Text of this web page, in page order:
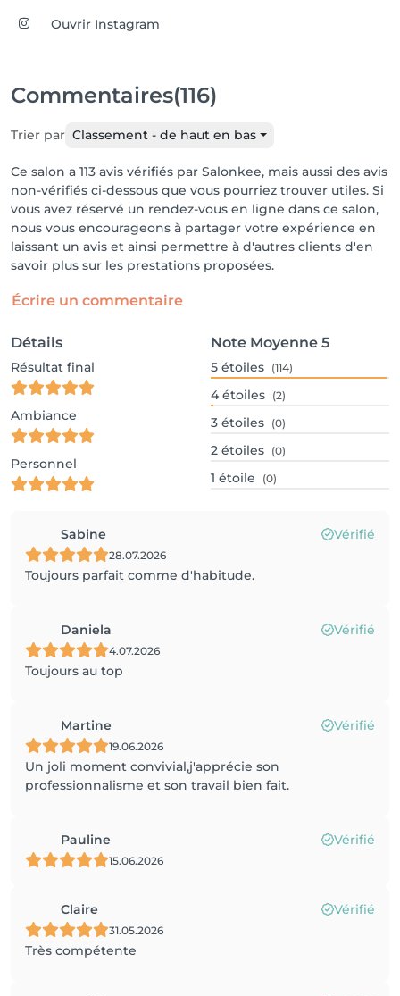
Ouvrir Instagram
Commentaires(116)
Trier par Classement - de haut en bas
Ce salon a 113 avis vérifiés par Salonkee, mais aussi des avis
non-vérifiés ci-dessous que vous pourriez trouver utiles. Si
vous avez réservé un rendez-vous en ligne dans ce salon,
nous vous encourageons à partager votre expérience en
laissant un avis et ainsi permettre à d'autres clients d'en
savoir plus sur les prestations proposées.
Écrire un commentaire
Détails
Résultat final
Ambiance
Personnel
Note Moyenne 5
5 étoiles (114)
4 étoiles (2)
3 étoiles (0)
2 étoiles (0)
1 étoile (0)
Sabine Vérifié
28.07.2026
Toujours parfait comme d'habitude.
Daniela Vérifié
4.07.2026
Toujours au top
Martine Vérifié
19.06.2026
Un joli moment convivial,j'apprécie son
professionnalisme et son travail bien fait.
Pauline Vérifié
15.06.2026
Claire Vérifié
31.05.2026
Très compétente